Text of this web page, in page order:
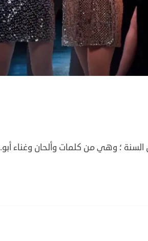
السنة ؛ وهي من كلمات وألحان وغناء أبو.